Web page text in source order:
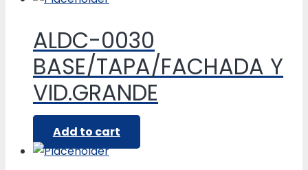
ALDC-0030
BASE/TAPA/FACHADA Y
VID.GRANDE
Add to cart